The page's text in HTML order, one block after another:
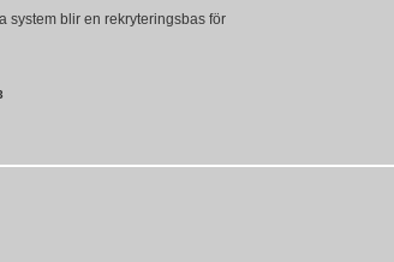
system blir en rekryteringsbas för